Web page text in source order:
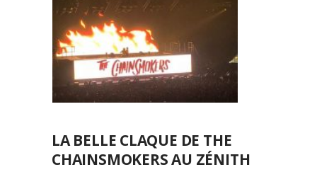
LA BELLE CLAQUE DE THE
CHAINSMOKERS AU ZÉNITH